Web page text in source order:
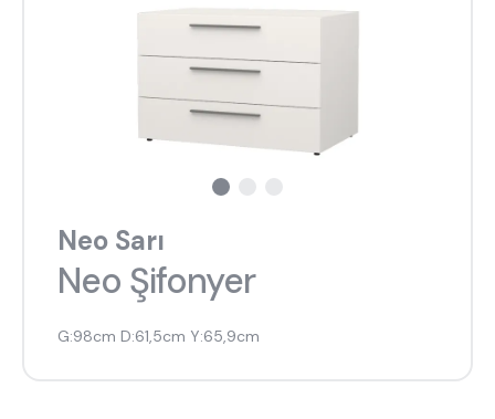
Neo Sarı
Neo Şifonyer
G:98cm D:61,5cm Y:65,9cm